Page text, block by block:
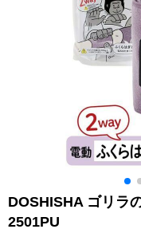
DOSHISHA ゴリラ
2501PU